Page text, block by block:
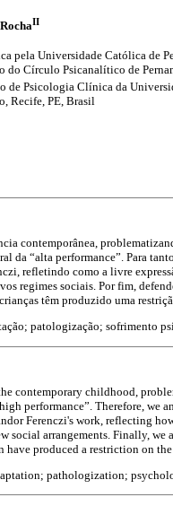
II
pela Universidade Católica de
do Círculo Psicanalítico de
de Psicologia Clínica da
Recife, PE, Brasil
contemporânea,
da “alta performance”. Para
refletindo como a livre
regimes sociais. Por fim,
têm produzido uma
patologização; sofrimento
contemporary childhood,
performance”. Therefore, we
Ferenczi's work, reflecting
social arrangements. Finally,
produced a restriction on
pathologization;